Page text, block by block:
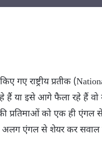
गए राष्ट्रीय प्रतीक
रहे हैं या इसे आगे फैला रहे हैं
प्रतिमाओं को एक ही एंगल
अलग एंगल से शेयर कर